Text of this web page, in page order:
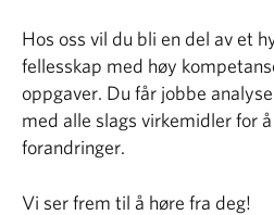
Hos oss vil du bli en del av et
fellesskap med høy
oppgaver. Du får jobbe
med alle slags virkemidler for
forandringer.
Vi ser frem til å høre fra deg!